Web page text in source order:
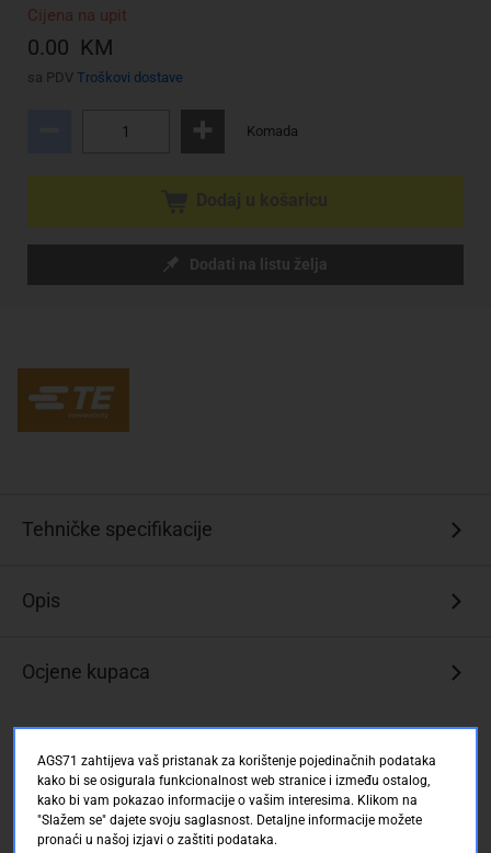
Cijena na upit
0.00 KM
sa PDV Troškovi dostave
Komada
Dodati na listu želja
Tehničke specifikacije
Opis
Ocjene kupaca
AGS71 zahtijeva vaš pristanak za korištenje pojedinačnih podataka
kako bi se osigurala funkcionalnost web stranice i između ostalog,
kako bi vam pokazao informacije o vašim interesima. Klikom na
"Slažem se" dajete svoju saglasnost. Detaljne informacije možete
pronaći u našoj izjavi o zaštiti podataka.